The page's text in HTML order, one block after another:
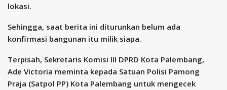
lokasi.
Sehingga, saat berita ini diturunkan belum ada
konfirmasi bangunan itu milik siapa.
Terpisah, Sekretaris Komisi III DPRD Kota Palembang,
Ade Victoria meminta kepada Satuan Polisi Pamong
Praja (Satpol PP) Kota Palembang untuk mengecek